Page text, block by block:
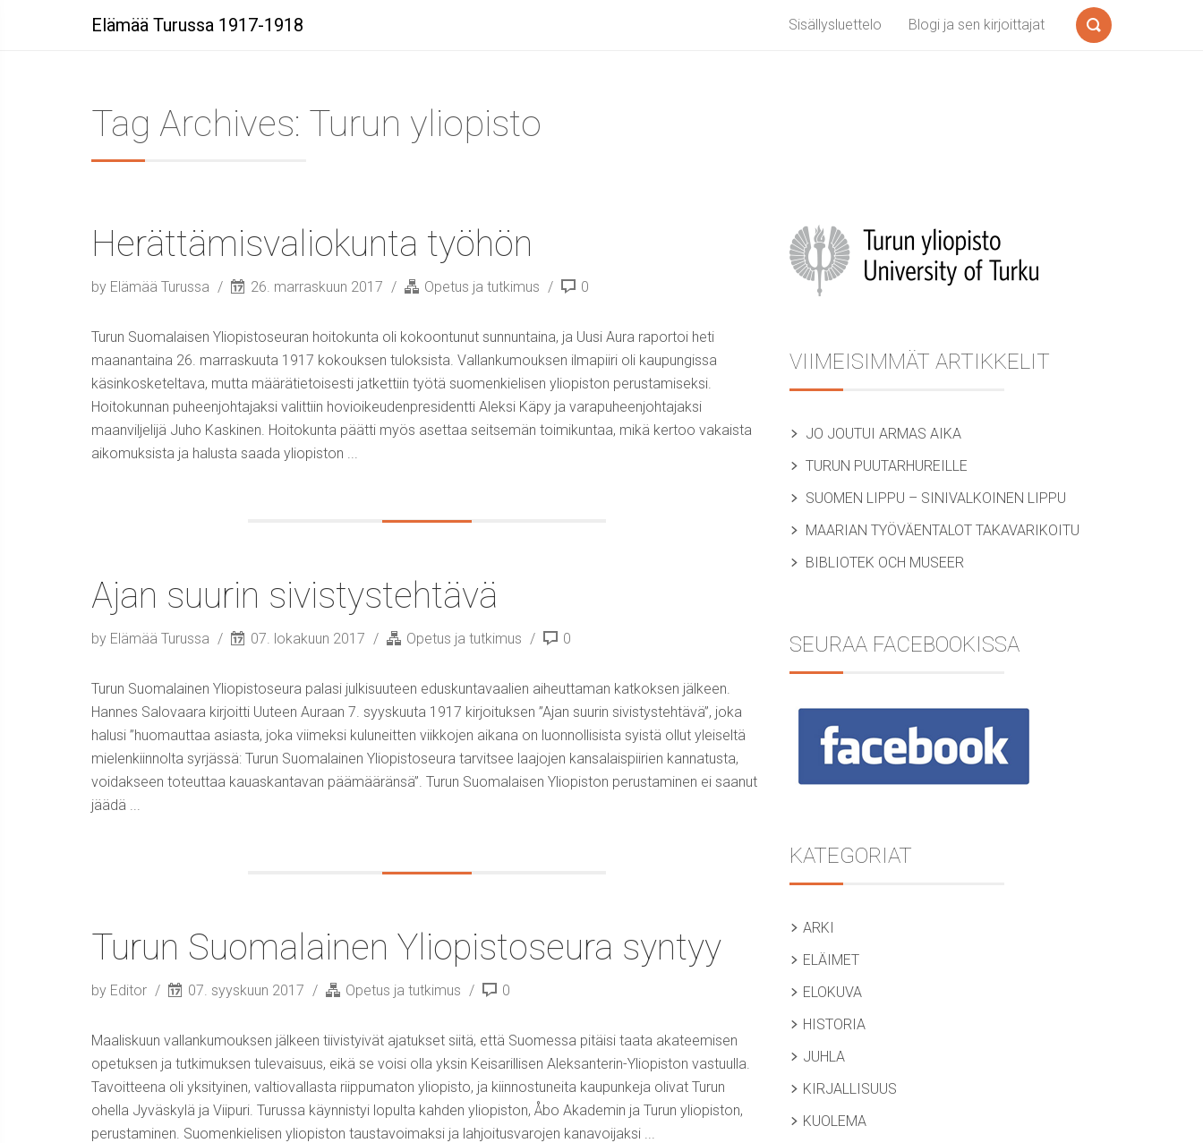
Elämää Turussa 1917-1918 Sisällysluettelo Blogi ja sen kirjoittajat
Tag Archives: Turun yliopisto
Herättämisvaliokunta työhön
by Elämää Turussa 26. marraskuun 2017 Opetus ja tutkimus 0
Turun Suomalaisen Yliopistoseuran hoitokunta oli kokoontunut sunnuntaina, ja Uusi Aura raportoi heti
maanantaina 26. marraskuuta 1917 kokouksen tuloksista. Vallankumouksen ilmapiiri oli kaupungissa
käsinkosketeltava, mutta määrätietoisesti jatkettiin työtä suomenkielisen yliopiston perustamiseksi.
Hoitokunnan puheenjohtajaksi valittiin hovioikeudenpresidentti Aleksi Käpy ja varapuheenjohtajaksi
maanviljelijä Juho Kaskinen. Hoitokunta päätti myös asettaa seitsemän toimikuntaa, mikä kertoo vakaista
aikomuksista ja halusta saada yliopiston ...
Ajan suurin sivistystehtävä
by Elämää Turussa 07. lokakuun 2017 Opetus ja tutkimus 0
Turun Suomalainen Yliopistoseura palasi julkisuuteen eduskuntavaalien aiheuttaman katkoksen jälkeen.
Hannes Salovaara kirjoitti Uuteen Auraan 7. syyskuuta 1917 kirjoituksen ”Ajan suurin sivistystehtävä”, joka
halusi ”huomauttaa asiasta, joka viimeksi kuluneitten viikkojen aikana on luonnollisista syistä ollut yleiseltä
mielenkiinnolta syrjässä: Turun Suomalainen Yliopistoseura tarvitsee laajojen kansalaispiirien kannatusta,
voidakseen toteuttaa kauaskantavan päämääränsä”. Turun Suomalaisen Yliopiston perustaminen ei saanut
jäädä ...
Turun Suomalainen Yliopistoseura syntyy
by Editor 07. syyskuun 2017 Opetus ja tutkimus 0
Maaliskuun vallankumouksen jälkeen tiivistyivät ajatukset siitä, että Suomessa pitäisi taata akateemisen
opetuksen ja tutkimuksen tulevaisuus, eikä se voisi olla yksin Keisarillisen Aleksanterin-Yliopiston vastuulla.
Tavoitteena oli yksityinen, valtiovallasta riippumaton yliopisto, ja kiinnostuneita kaupunkeja olivat Turun
ohella Jyväskylä ja Viipuri. Turussa käynnistyi lopulta kahden yliopiston, Åbo Akademin ja Turun yliopiston,
perustaminen. Suomenkielisen yliopiston taustavoimaksi ja lahjoitusvarojen kanavoijaksi ...
Sidebar
VIIMEISIMMÄT ARTIKKELIT
JO JOUTUI ARMAS AIKA
TURUN PUUTARHUREILLE
SUOMEN LIPPU – SINIVALKOINEN LIPPU
MAARIAN TYÖVÄENTALOT TAKAVARIKOITU
BIBLIOTEK OCH MUSEER
SEURAA FACEBOOKISSA
KATEGORIAT
ARKI
ELÄIMET
ELOKUVA
HISTORIA
JUHLA
KIRJALLISUUS
KUOLEMA